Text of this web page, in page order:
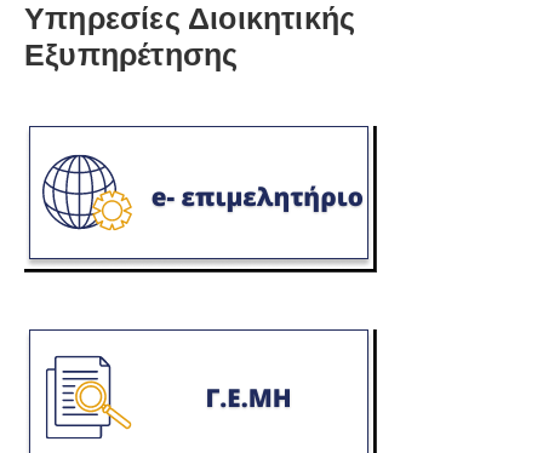
Υπηρεσίες Διοικητικής
Εξυπηρέτησης